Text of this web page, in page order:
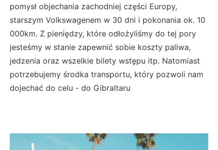
pomysł objechania zachodniej części Europy,
starszym Volkswagenem w 30 dni i pokonania ok. 10
000km. Z pieniędzy, które odłożyliśmy do tej pory
jesteśmy w stanie zapewnić sobie koszty paliwa,
jedzenia oraz wszelkie bilety wstępu itp. Natomiast
potrzebujemy środka transportu, który pozwoli nam
dojechać do celu - do Gibraltaru